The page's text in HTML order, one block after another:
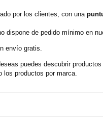
por los clientes, con una
dispone de pedido mínimo en
envío gratis.
puedes descubrir
productos por marca.